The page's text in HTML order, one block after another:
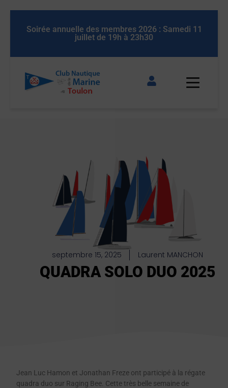
des membres 2026 : Samedi 11
juillet de 19h à 23h30
Soirée annuelle des
septembre 15, 2025 Laurent MANCHON
QUADRA SOLO DUO 2025
Jean Luc Hamon et Jonathan Freze ont participé à la régate
quadra duo sur Raging Bee. Cette très belle semaine de